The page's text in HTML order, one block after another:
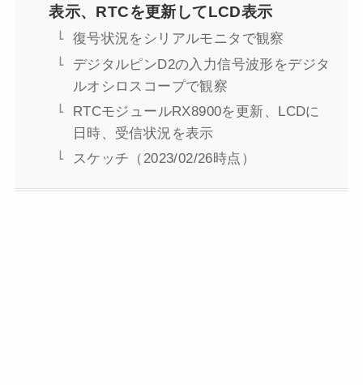
表示、RTCを更新してLCD表示
復号状況をシリアルモニタで観察
デジタルピンD2の入力信号波形をデジタ
ルオシロスコープで観察
RTCモジュールRX8900を更新、LCDに
日時、受信状況を表示
スケッチ（2023/02/26時点）